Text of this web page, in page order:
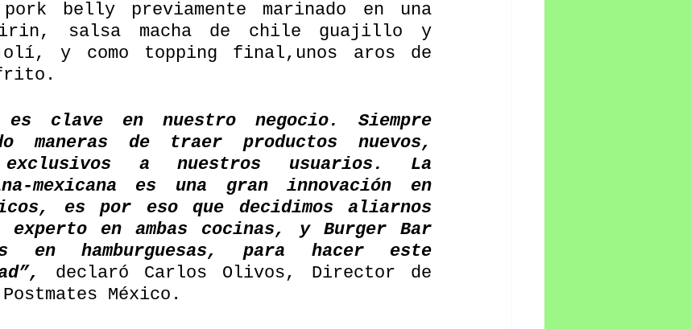
belly previamente marinado en una
salsa macha de chile guajillo y
y como topping final,unos aros de
es clave en nuestro negocio. Siempre
maneras de traer productos nuevos,
a nuestros usuarios. La
mexicana es una gran innovación en
es por eso que decidimos aliarnos
experto en ambas cocinas, y Burger Bar
en hamburguesas, para hacer este
declaró Carlos Olivos, Director de
México.